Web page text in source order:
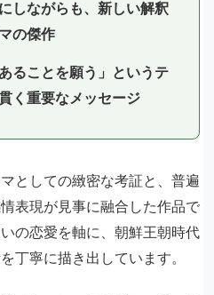
しながらも、新しい解釈
の傑作
ることを願う」というテ
く重要なメッセージ
としての緻密な考証と、普遍
表現が見事に融合した作品で
の恋愛を軸に、朝鮮王朝時代
丁寧に描き出しています。